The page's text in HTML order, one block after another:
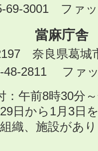
69-3001 ファ
當麻庁舎
奈良県葛城
48-2811 ファ
：午前8時30分
29日から1月3日
織、施設があ